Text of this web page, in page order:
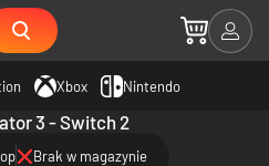
Xbox Nintendo
3 - Switch 2
Brak w magazynie